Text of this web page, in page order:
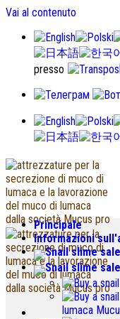
Vai al contenuto
presso
Principale
Informazioni
lumaca